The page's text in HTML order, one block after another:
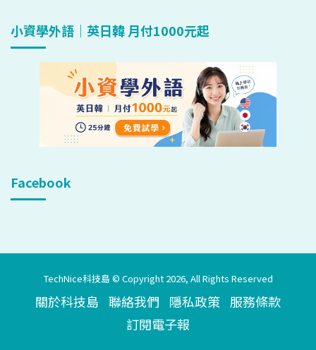
小資學外語｜英日韓 月付1000元起
Facebook
TechNice科技島 © Copyright 2026, All Rights Reserved
關於科技島 聯絡我們 隱私政策 服務條款
訂閱電子報